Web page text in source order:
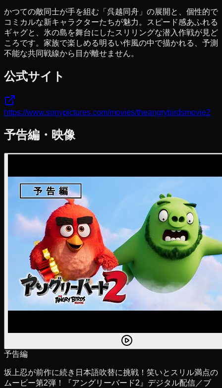
かつての敵同士が手を組む「呉越同舟」の展開と、個性的で
コミカルな新キャラクターたちが魅力。スピード感あふれる
ギャグと、氷の島を舞台にしたスリリングな潜入作戦が見ど
ころです。家族で楽しめる明るい作風の中で描かれる、予測
不能な共同戦線から目が離せません。
公式サイト
https://www.sonypictures.com/movies/theangrybirdsmovie2
予告編・映像
予告編
坂上忍が前作に続き日本語吹替に挑戦！笑いとスリル満点の
ムービー第2弾！『アングリーバード2』デジタル配信／ブ